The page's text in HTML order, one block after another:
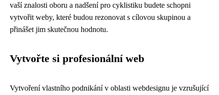
vaší znalosti oboru a nadšení pro cyklistiku budete schopni
vytvořit weby, které budou rezonovat s cílovou skupinou a
přinášet jim skutečnou hodnotu.
Vytvořte si profesionální web
Vytvoření vlastního podnikání v oblasti webdesignu je vzrušující